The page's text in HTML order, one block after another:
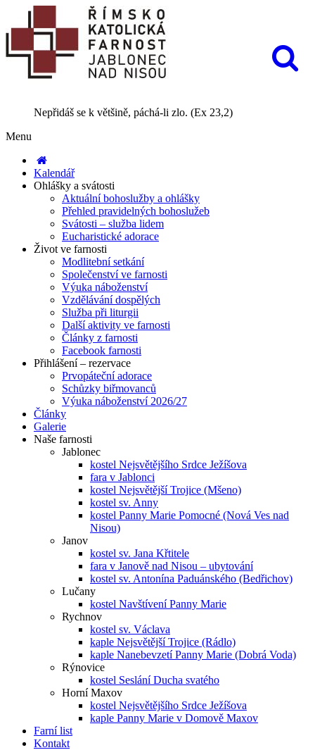
Nepřidáš se k většině, páchá-li zlo. (Ex 23,2)
Menu
Kalendář
Ohlášky a svátosti
Aktuální bohoslužby a ohlášky
Přehled pravidelných bohoslužeb
Svátosti – služba lidem
Eucharistické adorace
Život ve farnosti
Modlitební setkání
Společenství ve farnosti
Výuka náboženství
Vzdělávání dospělých
Služba při liturgii
Další aktivity ve farnosti
Články z farnosti
Facebook farnosti
Přihlášení – rezervace
Prvopáteční adorace
Schůzky biřmovanců
Výuka náboženství 2026/27
Články
Galerie
Naše farnosti
Jablonec
kostel Nejsvětějšího Srdce Ježíšova
fara v Jablonci
kostel Nejsvětější Trojice (Mšeno)
kostel sv. Anny
kostel Panny Marie Pomocné (Nová Ves nad
Nisou)
Janov
kostel sv. Jana Křtitele
fara v Janově nad Nisou – ubytování
kostel sv. Antonína Paduánského (Bedřichov)
Lučany
kostel Navštívení Panny Marie
Rychnov
kostel sv. Václava
kaple Nejsvětější Trojice (Rádlo)
kaple Nanebevzetí Panny Marie (Dobrá Voda)
Rýnovice
kostel Seslání Ducha svatého
Horní Maxov
kostel Nejsvětějšího Srdce Ježíšova
kaple Panny Marie v Domově Maxov
Farní list
Kontakt